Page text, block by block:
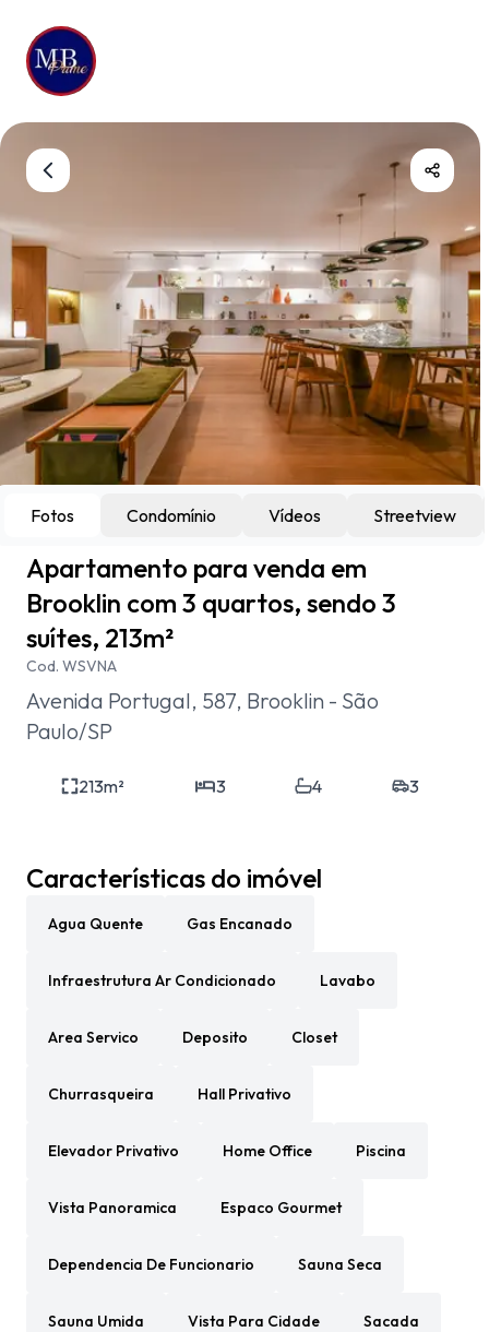
Fotos Condomínio Vídeos Streetview
Apartamento para venda em
Brooklin com 3 quartos, sendo 3
suítes, 213m²
Cod. WSVNA
Avenida Portugal, 587, Brooklin - São
Paulo/SP
213m² 3 4 3
Características do imóvel
Agua Quente Gas Encanado
Infraestrutura Ar Condicionado Lavabo
Area Servico Deposito Closet
Churrasqueira Hall Privativo
Elevador Privativo Home Office Piscina
Vista Panoramica Espaco Gourmet
Dependencia De Funcionario Sauna Seca
Sauna Umida Vista Para Cidade Sacada